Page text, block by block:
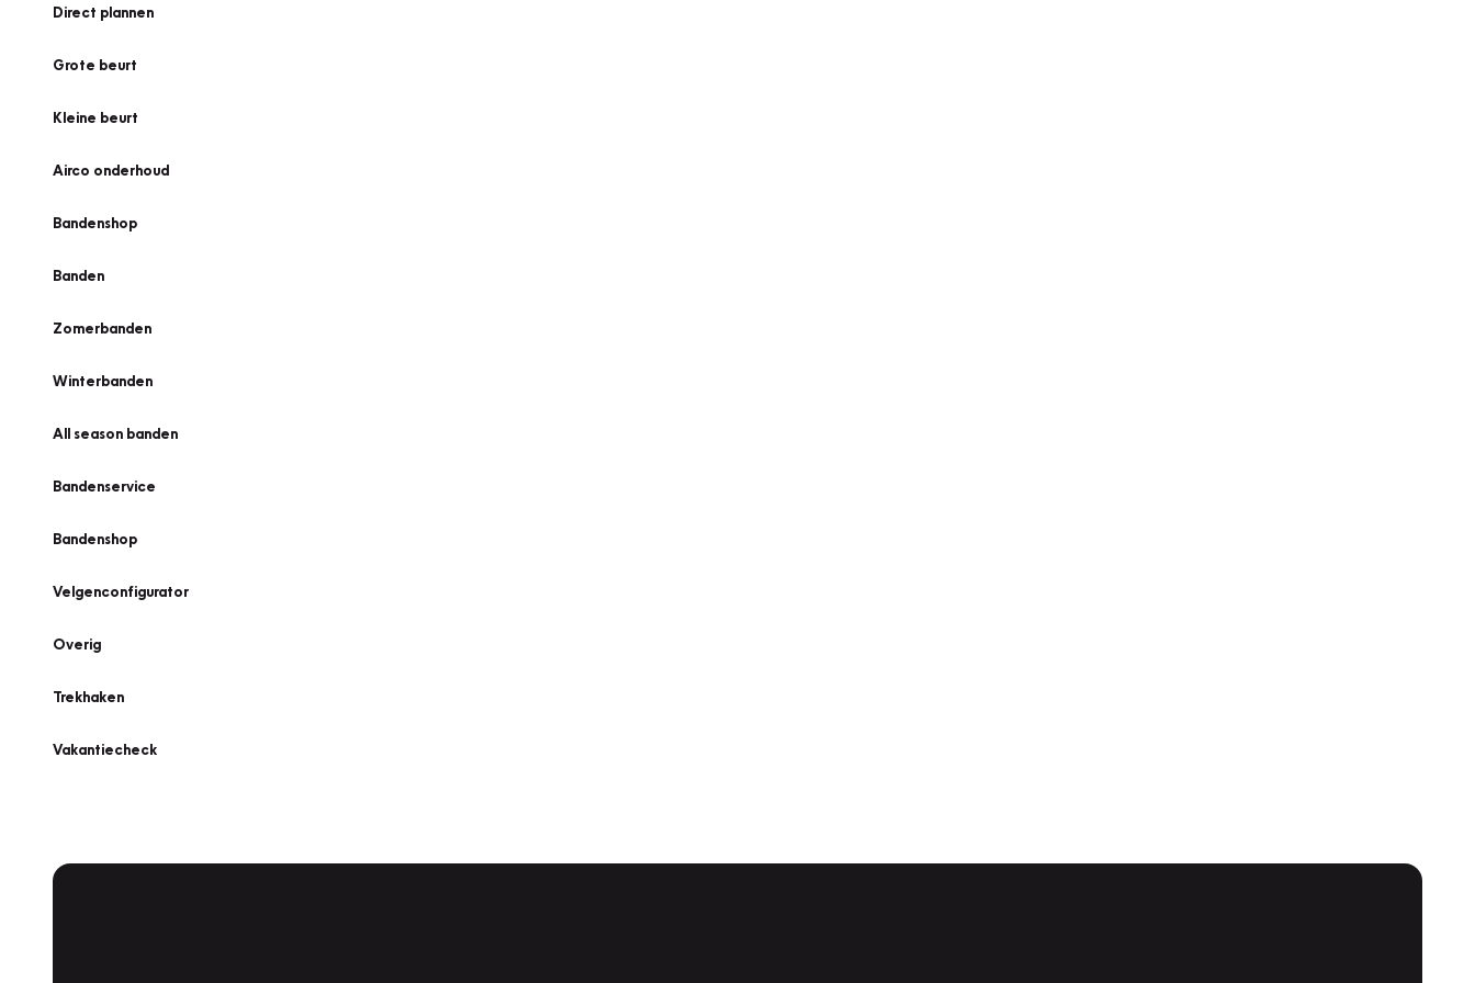
Direct plannen
Grote beurt
Kleine beurt
Airco onderhoud
Bandenshop
Banden
Zomerbanden
Winterbanden
All season banden
Bandenservice
Bandenshop
Velgenconfigurator
Overig
Trekhaken
Vakantiecheck